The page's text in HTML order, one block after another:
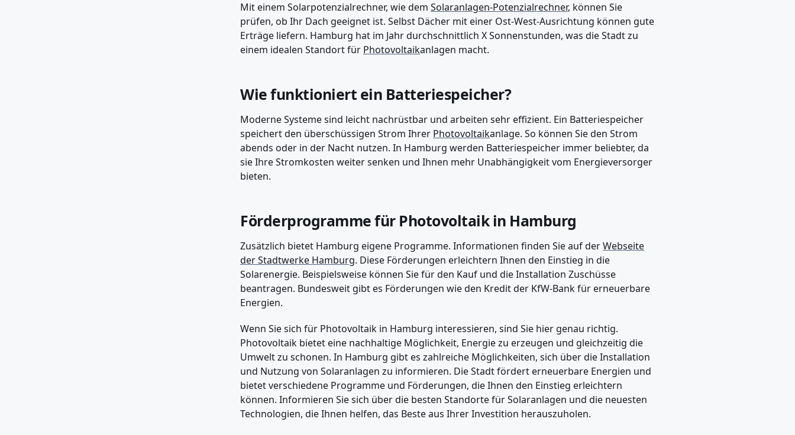
Mit einem Solarpotenzialrechner, wie dem Solaranlagen-Potenzialrechner, können Sie
prüfen, ob Ihr Dach geeignet ist. Selbst Dächer mit einer Ost-West-Ausrichtung können gute
Erträge liefern. Hamburg hat im Jahr durchschnittlich X Sonnenstunden, was die Stadt zu
einem idealen Standort für Photovoltaikanlagen macht.
Wie funktioniert ein Batteriespeicher?
Moderne Systeme sind leicht nachrüstbar und arbeiten sehr effizient. Ein Batteriespeicher
speichert den überschüssigen Strom Ihrer Photovoltaikanlage. So können Sie den Strom
abends oder in der Nacht nutzen. In Hamburg werden Batteriespeicher immer beliebter, da
sie Ihre Stromkosten weiter senken und Ihnen mehr Unabhängigkeit vom Energieversorger
bieten.
Förderprogramme für Photovoltaik in Hamburg
Zusätzlich bietet Hamburg eigene Programme. Informationen finden Sie auf derWebseite
der Stadtwerke Hamburg. Diese Förderungen erleichtern Ihnen den Einstieg in die
Solarenergie. Beispielsweise können Sie für den Kauf und die Installation Zuschüsse
beantragen. Bundesweit gibt es Förderungen wie den Kredit der KfW-Bank für erneuerbare
Energien.
Wenn Sie sich für Photovoltaik in Hamburg interessieren, sind Sie hier genau richtig.
Photovoltaik bietet eine nachhaltige Möglichkeit, Energie zu erzeugen und gleichzeitig die
Umwelt zu schonen. In Hamburg gibt es zahlreiche Möglichkeiten, sich über die Installation
und Nutzung von Solaranlagen zu informieren. Die Stadt fördert erneuerbare Energien und
bietet verschiedene Programme und Förderungen, die Ihnen den Einstieg erleichtern
können. Informieren Sie sich über die besten Standorte für Solaranlagen und die neuesten
Technologien, die Ihnen helfen, das Beste aus Ihrer Investition herauszuholen.